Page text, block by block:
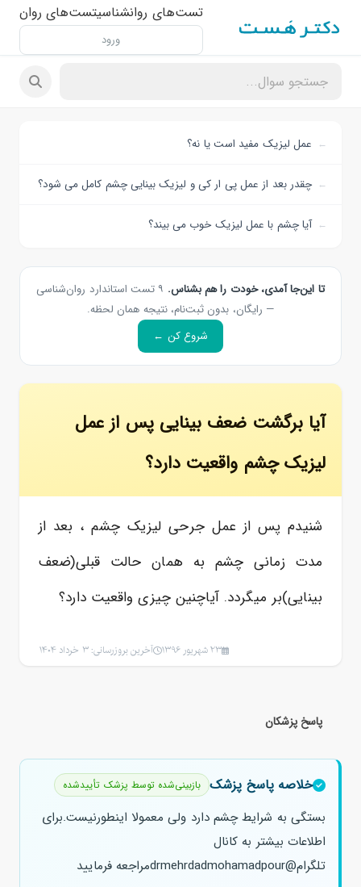
تست‌های روانشناسیتست‌های روان
ورود
عمل لیزیک مفید است یا نه؟
چقدر بعد از عمل پی ار کی و لیزیک بینایی چشم کامل می شود؟
آیا چشم با عمل لیزیک خوب می بیند؟
تا این‌جا آمدی، خودت را هم بشناس.
۹ تست استاندارد روان‌شناسی
— رایگان، بدون ثبت‌نام، نتیجه همان لحظه.
شروع کن ←
آیا برگشت ضعف بینایی پس از عمل
لیزیک چشم واقعیت دارد؟
شنیدم پس از عمل جرحی لیزیک چشم ، بعد از
مدت زمانی چشم به همان حالت قبلی(ضعف
بینایی)بر میگردد. آیاچنین چیزی واقعیت دارد؟
23 شهریور 1396 آخرین بروزرسانی: 3 خرداد 1404
پاسخ پزشکان
خلاصه پاسخ پزشک بازبینی‌شده توسط پزشک تأییدشده
بستگی به شرایط چشم دارد ولی معمولا اینطورنیست.برای
اطلاعات بیشتر به کانال
تلگرام@drmehrdadmohamadpourمراجعه فرمایید